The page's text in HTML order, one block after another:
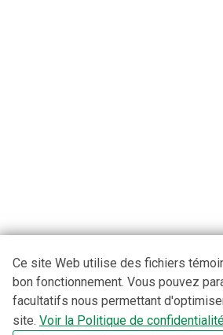
Ce site Web utilise des fichiers
bon fonctionnement. Vous pouvez
facultatifs nous permettant
site. Voir la Politique de